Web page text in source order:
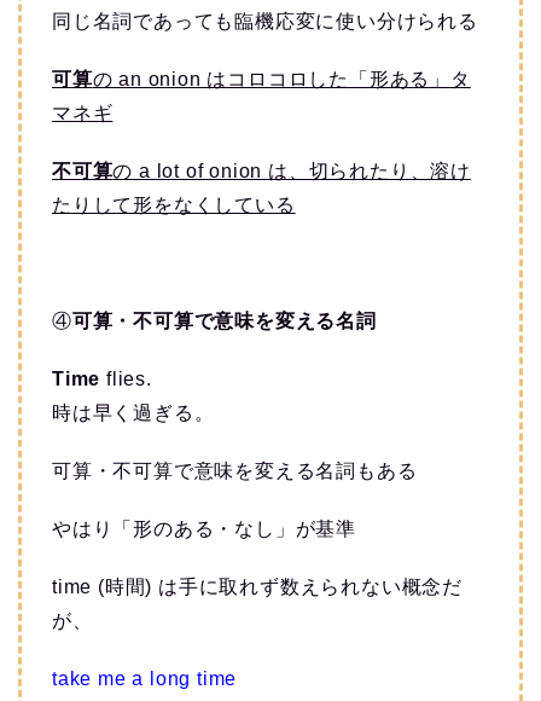
同じ名詞であっても臨機応変に使い分けられる
可算の an onion はコロコロした「形ある」タ
マネギ
不可算の a lot of onion は、切られたり、溶け
たりして形をなくしている
④可算・不可算で意味を変える名詞
Time flies.
時は早く過ぎる。
可算・不可算で意味を変える名詞もある
やはり「形のある・なし」が基準
time (時間) は手に取れず数えられない概念だ
が、
take me a long time
About us